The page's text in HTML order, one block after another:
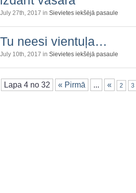
July 27th, 2017 in Sievietes iekšējā pasaule
Tu neesi vientuļa…
July 10th, 2017 in Sievietes iekšējā pasaule
Lapa 4 no 32 « Pirmā ... « 2 3